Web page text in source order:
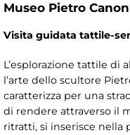
Museo Pietro
Visita guidata tattile-
L’esplorazione tattile di
l’arte dello scultore
caratterizza per una
di rendere attraverso il
ritratti, si inserisce nella